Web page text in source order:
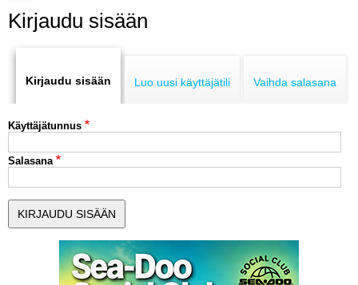
ENDURO
LUE DIGILEHDET
Kirjaudu sisään
tabs
Kirjaudu sisään Luo uusi käyttäjätili Vaihda salasana
Käyttäjätunnus
Salasana